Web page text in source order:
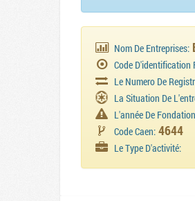
Nom De Entreprises:
Code D'identification
Le Numero De
La Situation De
L'année De
Code Caen: 4644
Le Type D'activité: